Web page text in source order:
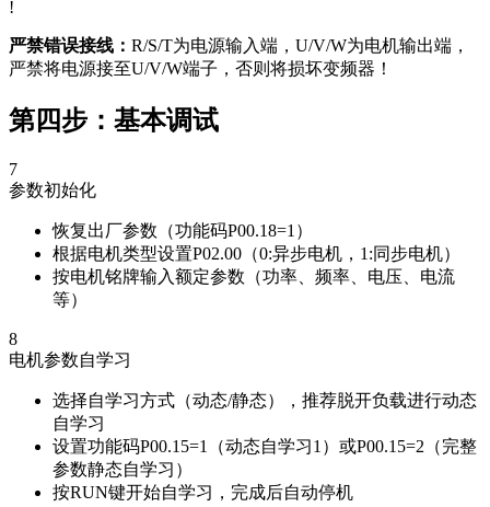
!
严禁错误接线： R/S/T为电源输入端，U/V/W为电机输出端，
严禁将电源接至U/V/W端子，否则将损坏变频器！
第四步：基本调试
7
参数初始化
恢复出厂参数（功能码P00.18=1）
根据电机类型设置P02.00（0:异步电机，1:同步电机）
按电机铭牌输入额定参数（功率、频率、电压、电流
等）
8
电机参数自学习
选择自学习方式（动态/静态），推荐脱开负载进行动态
自学习
设置功能码P00.15=1（动态自学习1）或P00.15=2（完整
参数静态自学习）
按RUN键开始自学习，完成后自动停机